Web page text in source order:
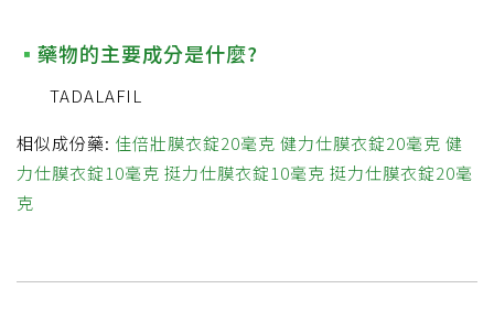
藥物的主要成分是什麼?
TADALAFIL
相似成份藥: 佳倍壯膜衣錠20毫克 健力仕膜衣錠20毫克 健
力仕膜衣錠10毫克 挺力仕膜衣錠10毫克 挺力仕膜衣錠20毫
克